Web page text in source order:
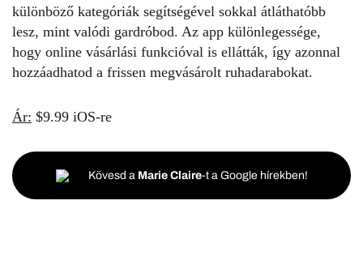
különböző kategóriák segítségével sokkal átláthatóbb
lesz, mint valódi gardróbod. Az app különlegessége,
hogy online vásárlási funkcióval is ellátták, így azonnal
hozzáadhatod a frissen megvásárolt ruhadarabokat.
Ár: $9.99 iOS-re
Kövesd a Marie Claire-t a Google hírekben!